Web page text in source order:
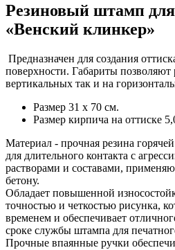
Резиновый штамп для
«Венский клинкер»
Предназначен для создания
поверхности. Габариты позволяют
вертикальных так и на
Размер 31 х 70 см.
Размер кирпича на оттиске
Материал - прочная резина
для длительного контакта с
растворами и составами,
бетону.
Обладает повышенной
точностью и четкостью рисунка,
временем и обеспечивает
сроке службы штампа для
Прочные впаянные ручки